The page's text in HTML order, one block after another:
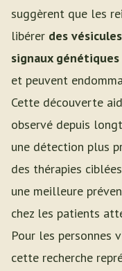
suggèrent que les
libérer des
signaux
et peuvent
Cette découverte
observé depuis
une détection plus
des thérapies ciblées
une meilleure
chez les patients
Pour les personnes
cette recherche